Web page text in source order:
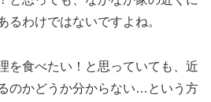
るわけではないですよね。
を食べたい！と思っていても、近
のかどうか分からない…という方